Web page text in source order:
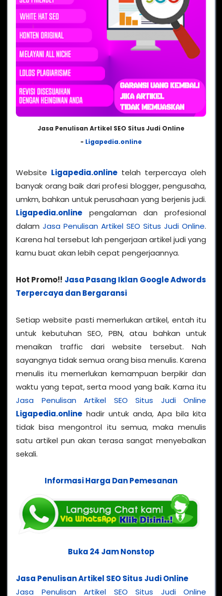
Jasa Penulisan Artikel SEO Situs Judi Online
- Ligapedia.online
Website Ligapedia.online telah terpercaya oleh
banyak orang baik dari profesi blogger, pengusaha,
umkm, bahkan untuk perusahaan yang berjenis judi.
Ligapedia.online pengalaman dan profesional
dalam Jasa Penulisan Artikel SEO Situs Judi Online.
Karena hal tersebut lah pengerjaan artikel judi yang
kamu buat akan lebih cepat pengerjaannya.
Hot Promo!! Jasa Pasang Iklan Google Adwords
Terpercaya dan Bergaransi
Setiap website pasti memerlukan artikel, entah itu
untuk kebutuhan SEO, PBN, atau bahkan untuk
menaikan traffic dari website tersebut. Nah
sayangnya tidak semua orang bisa menulis. Karena
menulis itu memerlukan kemampuan berpikir dan
waktu yang tepat, serta mood yang baik. Karna itu
Jasa Penulisan Artikel SEO Situs Judi Online
Ligapedia.online hadir untuk anda, Apa bila kita
tidak bisa mengontrol itu semua, maka menulis
satu artikel pun akan terasa sangat menyebalkan
sekali.
Informasi Harga Dan Pemesanan
Buka 24 Jam Nonstop
Jasa Penulisan Artikel SEO Situs Judi Online
Jasa Penulisan Artikel SEO Situs Judi Online